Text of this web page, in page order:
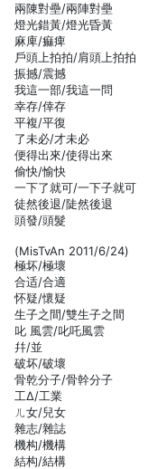
兩陳對壘/兩陣對壘
燈光錯黃/燈光昏黃
麻庳/痲痺
戶頭上拍拍/肩頭上拍拍
振撼/震撼
我這一部/我這一問
幸存/倖存
平複/平復
了未必/才未必
便得出來/使得出來
偷快/愉快
一下了就可/一下子就可
徒然後退/陡然後退
頭發/頭髮
(MisTvAn 2011/6/24)
極坏/極壞
合适/合適
怀疑/懷疑
生子之間/雙生子之間
叱 風雲/叱吒風雲
幷/並
破坏/破壞
骨乾分子/骨幹分子
工Δ/工業
ㄦ女/兒女
雜志/雜誌
機构/機構
結构/結構